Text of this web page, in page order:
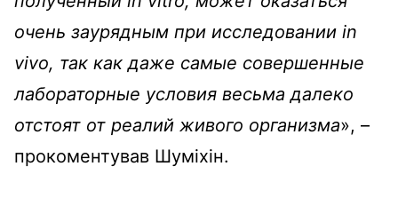
очень заурядным при исследовании in
vivo, так как даже самые совершенные
лабораторные условия весьма далеко
отстоят от реалий живого организма», –
прокоментував Шуміхін.